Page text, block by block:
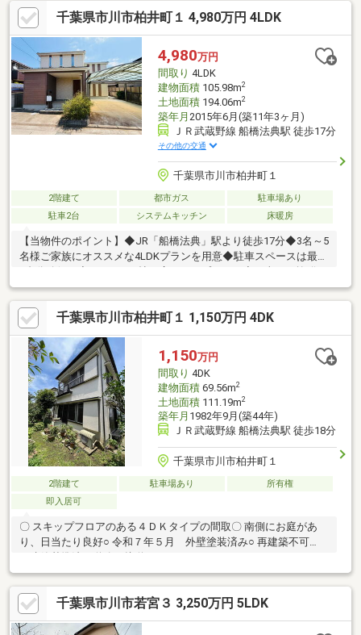
リ！敷地内駐車２台可能で、家族・友人・会社のカースペースを
確保小学校・保育園・公園が徒歩圏内で子育て世代の方も安心で
す！
千葉県市川市柏井町１ 4,980万円 4LDK
4,980万円
間取り 4LDK
建物面積105.98m2
土地面積194.06m2
築年月 2015年6月(築11年3ヶ月)
ＪＲ武蔵野線 船橋法典駅 徒歩17分
その他の交通
千葉県市川市柏井町１
2階建て 都市ガス
駐車場あり
駐車2台
システムキッチン 床暖房
【当物件のポイント】◆JR「船橋法典」駅より徒歩17分◆3名～5
名様ご家族にオススメな4LDKプランを用意◆駐車スペースは最大
2台分確保！◆LDKは17.6帖と広々したプラン！◆日当たり抜群の
好立地。ご見学は事前にお問合せください
千葉県市川市柏井町１ 1,150万円 4DK
1,150万円
間取り 4DK
建物面積69.56m2
土地面積111.19m2
築年月 1982年9月(築44年)
ＪＲ武蔵野線 船橋法典駅 徒歩18分
千葉県市川市柏井町１
2階建て 駐車場あり
所有権
即入居可
〇 スキップフロアのある４ＤＫタイプの間取〇 南側にお庭があ
り、日当たり良好○ 令和７年５月 外壁塗装済み○ 再建築不可
千葉県市川市若宮３ 3,250万円 5LDK